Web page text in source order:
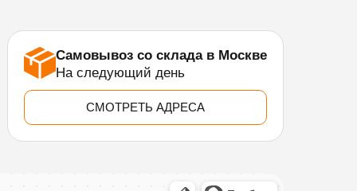
Самовывоз со склада в Москве
На следующий день
СМОТРЕТЬ АДРЕСА